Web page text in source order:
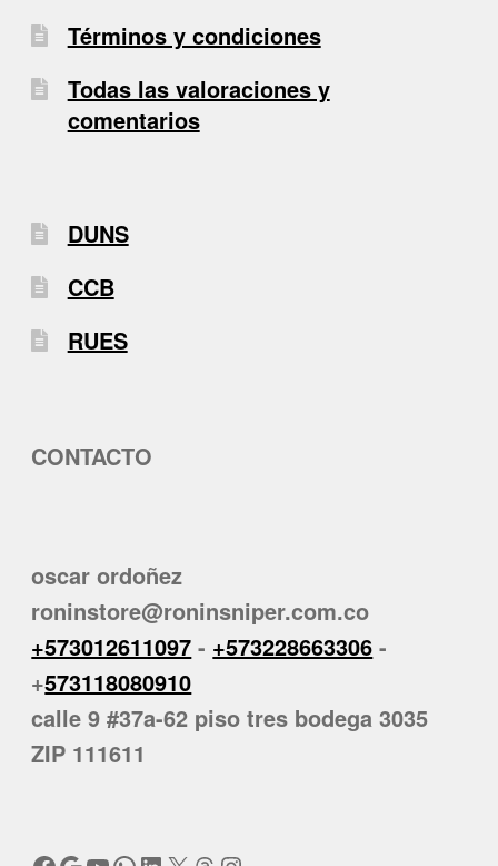
Términos y condiciones
Todas las valoraciones y
comentarios
DUNS
CCB
RUES
CONTACTO
oscar ordoñez
roninstore@roninsniper.com.co
+573012611097 - +573228663306 -
+573118080910
calle 9 #37a-62 piso tres bodega 3035
ZIP 111611